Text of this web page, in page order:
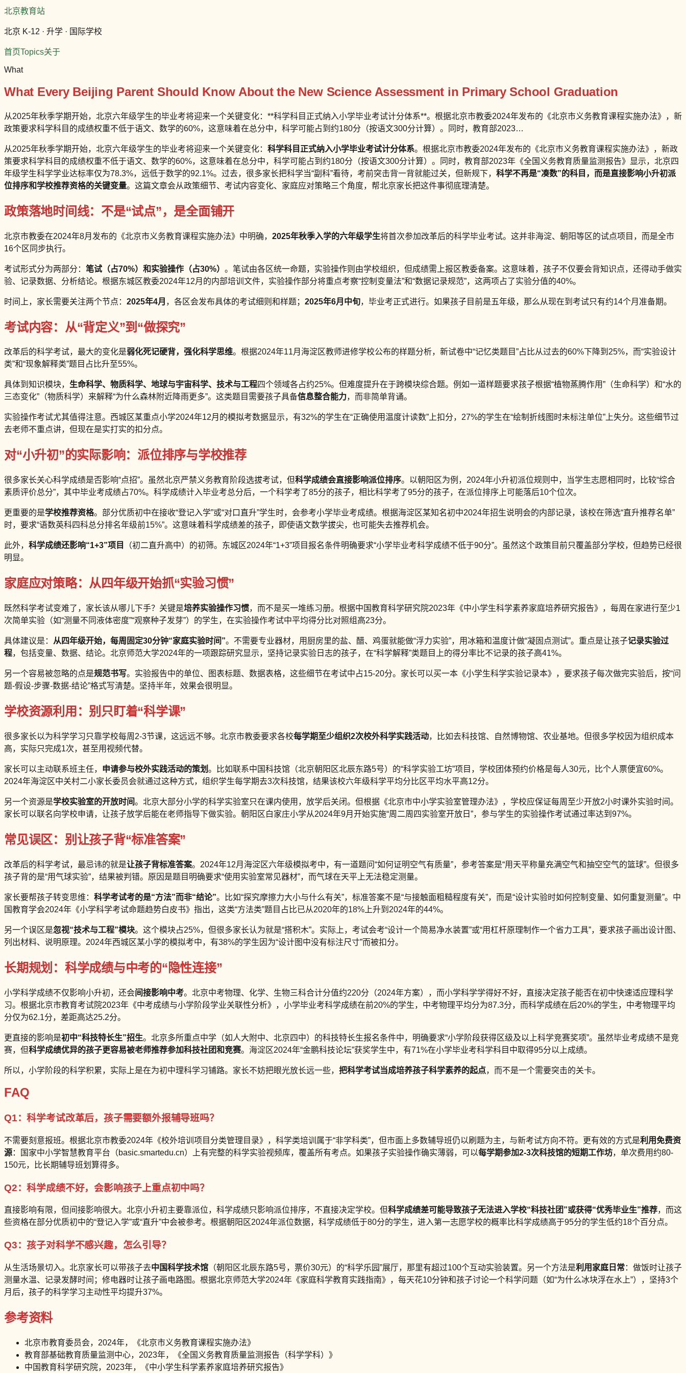
北京教育站
北京 K-12 · 升学 · 国际学校
首页Topics关于
What
What Every Beijing Parent Should Know About the New Science Assessment in Primary School Graduation
从2025年秋季学期开始，北京六年级学生的毕业考将迎来一个关键变化：**科学科目正式纳入小学毕业考试计分体系**。根据北京市教委2024年发布的《北京市义务教育课程实施办法》，新
政策要求科学科目的成绩权重不低于语文、数学的60%，这意味着在总分中，科学可能占到约180分（按语文300分计算）。同时，教育部2023…
从2025年秋季学期开始，北京六年级学生的毕业考将迎来一个关键变化： 科学科目正式纳入小学毕业考试计分体系。根据北京市教委2024年发布的《北京市义务教育课程实施办法》，新政
策要求科学科目的成绩权重不低于语文、数学的60%，这意味着在总分中，科学可能占到约180分（按语文300分计算）。同时，教育部2023年《全国义务教育质量监测报告》显示，北京四
年级学生科学学业达标率仅为78.3%，远低于数学的92.1%。过去，很多家长把科学当“副科”看待，考前突击背一背就能过关，但新规下， 科学不再是“凑数”的科目，而是直接影响小升初派
位排序和学校推荐资格的关键变量。这篇文章会从政策细节、考试内容变化、家庭应对策略三个角度，帮北京家长把这件事彻底理清楚。
政策落地时间线：不是“试点”，是全面铺开
北京市教委在2024年8月发布的《北京市义务教育课程实施办法》中明确， 2025年秋季入学的六年级学生将首次参加改革后的科学毕业考试。这并非海淀、朝阳等区的试点项目，而是全市
16个区同步执行。
考试形式分为两部分： 笔试（占70%）和实验操作（占30%） 。笔试由各区统一命题，实验操作则由学校组织，但成绩需上报区教委备案。这意味着，孩子不仅要会背知识点，还得动手做实
验、记录数据、分析结论。根据东城区教委2024年12月的内部培训文件，实验操作部分将重点考察“控制变量法”和“数据记录规范”，这两项占了实验分值的40%。
时间上，家长需要关注两个节点： 2025年4月 ，各区会发布具体的考试细则和样题； 2025年6月中旬，毕业考正式进行。如果孩子目前是五年级，那么从现在到考试只有约14个月准备期。
考试内容：从“背定义”到“做探究”
改革后的科学考试，最大的变化是弱化死记硬背，强化科学思维。根据2024年11月海淀区教师进修学校公布的样题分析，新试卷中“记忆类题目”占比从过去的60%下降到25%，而“实验设计
类”和“现象解释类”题目占比升至55%。
具体到知识模块， 生命科学、物质科学、地球与宇宙科学、技术与工程四个领域各占约25%。但难度提升在于跨模块综合题。例如一道样题要求孩子根据“植物蒸腾作用”（生命科学）和“水的
三态变化”（物质科学）来解释“为什么森林附近降雨更多”。这类题目需要孩子具备信息整合能力，而非简单背诵。
实验操作考试尤其值得注意。西城区某重点小学2024年12月的模拟考数据显示，有32%的学生在“正确使用温度计读数”上扣分，27%的学生在“绘制折线图时未标注单位”上失分。这些细节过
去老师不重点讲，但现在是实打实的扣分点。
对“小升初”的实际影响：派位排序与学校推荐
很多家长关心科学成绩是否影响“点招”。虽然北京严禁义务教育阶段选拔考试，但科学成绩会直接影响派位排序。以朝阳区为例，2024年小升初派位规则中，当学生志愿相同时，比较“综合
素质评价总分”，其中毕业考成绩占70%。科学成绩计入毕业考总分后，一个科学考了85分的孩子，相比科学考了95分的孩子，在派位排序上可能落后10个位次。
更重要的是学校推荐资格。部分优质初中在接收“登记入学”或“对口直升”学生时，会参考小学毕业考成绩。根据海淀区某知名初中2024年招生说明会的内部记录，该校在筛选“直升推荐名单”
时，要求“语数英科四科总分排名年级前15%”。这意味着科学成绩差的孩子，即使语文数学拔尖，也可能失去推荐机会。
此外， 科学成绩还影响“1+3”项目
（初二直升高中）的初筛。东城区2024年“1+3”项目报名条件明确要求“小学毕业考科学成绩不低于90分”。虽然这个政策目前只覆盖部分学校，但趋势已经很
明显。
家庭应对策略：从四年级开始抓“实验习惯”
既然科学考试变难了，家长该从哪儿下手？关键是培养实验操作习惯，而不是买一堆练习册。根据中国教育科学研究院2023年《中小学生科学素养家庭培养研究报告》，每周在家进行至少1
次简单实验（如“测量不同液体密度”“观察种子发芽”）的学生，在实验操作考试中平均得分比对照组高23分。
具体建议是： 从四年级开始，每周固定30分钟“家庭实验时间”。不需要专业器材，用厨房里的盐、醋、鸡蛋就能做“浮力实验”，用冰箱和温度计做“凝固点测试”。重点是让孩子记录实验过
程，包括变量、数据、结论。北京师范大学2024年的一项跟踪研究显示，坚持记录实验日志的孩子，在“科学解释”类题目上的得分率比不记录的孩子高41%。
另一个容易被忽略的点是规范书写。实验报告中的单位、图表标题、数据表格，这些细节在考试中占15-20分。家长可以买一本《小学生科学实验记录本》，要求孩子每次做完实验后，按“问
题-假设-步骤-数据-结论”格式写清楚。坚持半年，效果会很明显。
学校资源利用：别只盯着“科学课”
很多家长以为科学学习只靠学校每周2-3节课，这远远不够。北京市教委要求各校每学期至少组织2次校外科学实践活动，比如去科技馆、自然博物馆、农业基地。但很多学校因为组织成本
高，实际只完成1次，甚至用视频代替。
家长可以主动联系班主任， 申请参与校外实践活动的策划。比如联系中国科技馆（北京朝阳区北辰东路5号）的“科学实验工坊”项目，学校团体预约价格是每人30元，比个人票便宜60%。
2024年海淀区中关村二小家长委员会就通过这种方式，组织学生每学期去3次科技馆，结果该校六年级科学平均分比区平均水平高12分。
另一个资源是学校实验室的开放时间。北京大部分小学的科学实验室只在课内使用，放学后关闭。但根据《北京市中小学实验室管理办法》，学校应保证每周至少开放2小时课外实验时间。
家长可以联名向学校申请，让孩子放学后能在老师指导下做实验。朝阳区白家庄小学从2024年9月开始实施“周二周四实验室开放日”，参与学生的实验操作考试通过率达到97%。
常见误区：别让孩子背“标准答案”
改革后的科学考试，最忌讳的就是让孩子背标准答案。2024年12月海淀区六年级模拟考中，有一道题问“如何证明空气有质量”，参考答案是“用天平称量充满空气和抽空空气的篮球”。但很多
孩子背的是“用气球实验”，结果被判错。原因是题目明确要求“使用实验室常见器材”，而气球在天平上无法稳定测量。
家长要帮孩子转变思维： 科学考试考的是“方法”而非“结论”。比如“探究摩擦力大小与什么有关”，标准答案不是“与接触面粗糙程度有关”，而是“设计实验时如何控制变量、如何重复测量”。中
国教育学会2024年《小学科学考试命题趋势白皮书》指出，这类“方法类”题目占比已从2020年的18%上升到2024年的44%。
另一个误区是忽视“技术与工程”模块。这个模块占25%，但很多家长认为就是“搭积木”。实际上，考试会考“设计一个简易净水装置”或“用杠杆原理制作一个省力工具”，要求孩子画出设计图、
列出材料、说明原理。2024年西城区某小学的模拟考中，有38%的学生因为“设计图中没有标注尺寸”而被扣分。
长期规划：科学成绩与中考的“隐性连接”
小学科学成绩不仅影响小升初，还会间接影响中考。北京中考物理、化学、生物三科合计分值约220分（2024年方案），而小学科学学得好不好，直接决定孩子能否在初中快速适应理科学
习。根据北京市教育考试院2023年《中考成绩与小学阶段学业关联性分析》，小学毕业考科学成绩在前20%的学生，中考物理平均分为87.3分，而科学成绩在后20%的学生，中考物理平均
分仅为62.1分，差距高达25.2分。
更直接的影响是初中“科技特长生”招生。北京多所重点中学（如人大附中、北京四中）的科技特长生报名条件中，明确要求“小学阶段获得区级及以上科学竞赛奖项”。虽然毕业考成绩不是竞
赛，但科学成绩优异的孩子更容易被老师推荐参加科技社团和竞赛。海淀区2024年“金鹏科技论坛”获奖学生中，有71%在小学毕业考科学科目中取得95分以上成绩。
所以，小学阶段的科学积累，实际上是在为初中理科学习铺路。家长不妨把眼光放长远一些， 把科学考试当成培养孩子科学素养的起点，而不是一个需要突击的关卡。
FAQ
Q1：科学考试改革后，孩子需要额外报辅导班吗？
不需要刻意报班。根据北京市教委2024年《校外培训项目分类管理目录》，科学类培训属于“非学科类”，但市面上多数辅导班仍以刷题为主，与新考试方向不符。更有效的方式是利用免费资
源：国家中小学智慧教育平台（basic.smartedu.cn）上有完整的科学实验视频库，覆盖所有考点。如果孩子实验操作确实薄弱，可以每学期参加2-3次科技馆的短期工作坊，单次费用约80-
150元，比长期辅导班划算得多。
Q2：科学成绩不好，会影响孩子上重点初中吗？
直接影响有限，但间接影响很大。北京小升初主要靠派位，科学成绩只影响派位排序，不直接决定学校。但科学成绩差可能导致孩子无法进入学校“科技社团”或获得“优秀毕业生”推荐，而这
些资格在部分优质初中的“登记入学”或“直升”中会被参考。根据朝阳区2024年派位数据，科学成绩低于80分的学生，进入第一志愿学校的概率比科学成绩高于95分的学生低约18个百分点。
Q3：孩子对科学不感兴趣，怎么引导？
从生活场景切入。北京家长可以带孩子去中国科学技术馆 （朝阳区北辰东路5号，票价30元）的“科学乐园”展厅，那里有超过100个互动实验装置。另一个方法是利用家庭日常：做饭时让孩子
测量水温、记录发酵时间；修电器时让孩子画电路图。根据北京师范大学2024年《家庭科学教育实践指南》，每天花10分钟和孩子讨论一个科学问题（如“为什么冰块浮在水上”），坚持3个
月后，孩子的科学学习主动性平均提升37%。
参考资料
北京市教育委员会，2024年，《北京市义务教育课程实施办法》
教育部基础教育质量监测中心，2023年，《全国义务教育质量监测报告（科学学科）》
中国教育科学研究院，2023年，《中小学生科学素养家庭培养研究报告》